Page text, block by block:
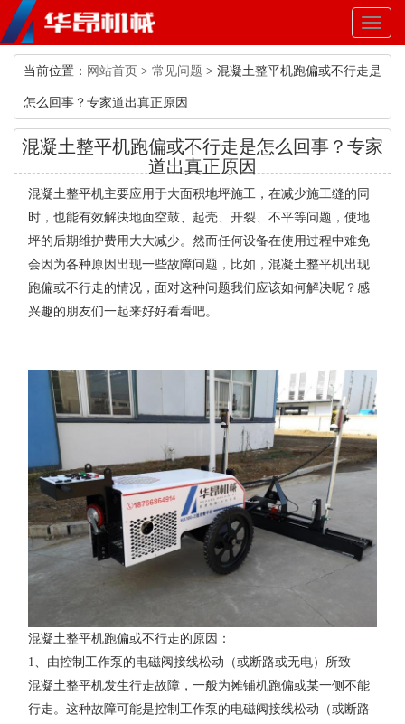
Toggle
当前位置： 网站首页 > 常见问题 > 混凝土整平机跑偏或不行走是
怎么回事？专家道出真正原因
混凝土整平机跑偏或不行走是怎么回事？专家
道出真正原因
混凝土整平机主要应用于大面积地坪施工，在减少施工缝的同
时，也能有效解决地面空鼓、起壳、开裂、不平等问题，使地
坪的后期维护费用大大减少。然而任何设备在使用过程中难免
会因为各种原因出现一些故障问题，比如，混凝土整平机出现
跑偏或不行走的情况，面对这种问题我们应该如何解决呢？感
兴趣的朋友们一起来好好看看吧。
混凝土整平机跑偏或不行走的原因：
1、由控制工作泵的电磁阀接线松动（或断路或无电）所致
混凝土整平机发生行走故障，一般为摊铺机跑偏或某一侧不能
行走。这种故障可能是控制工作泵的电磁阀接线松动（或断路